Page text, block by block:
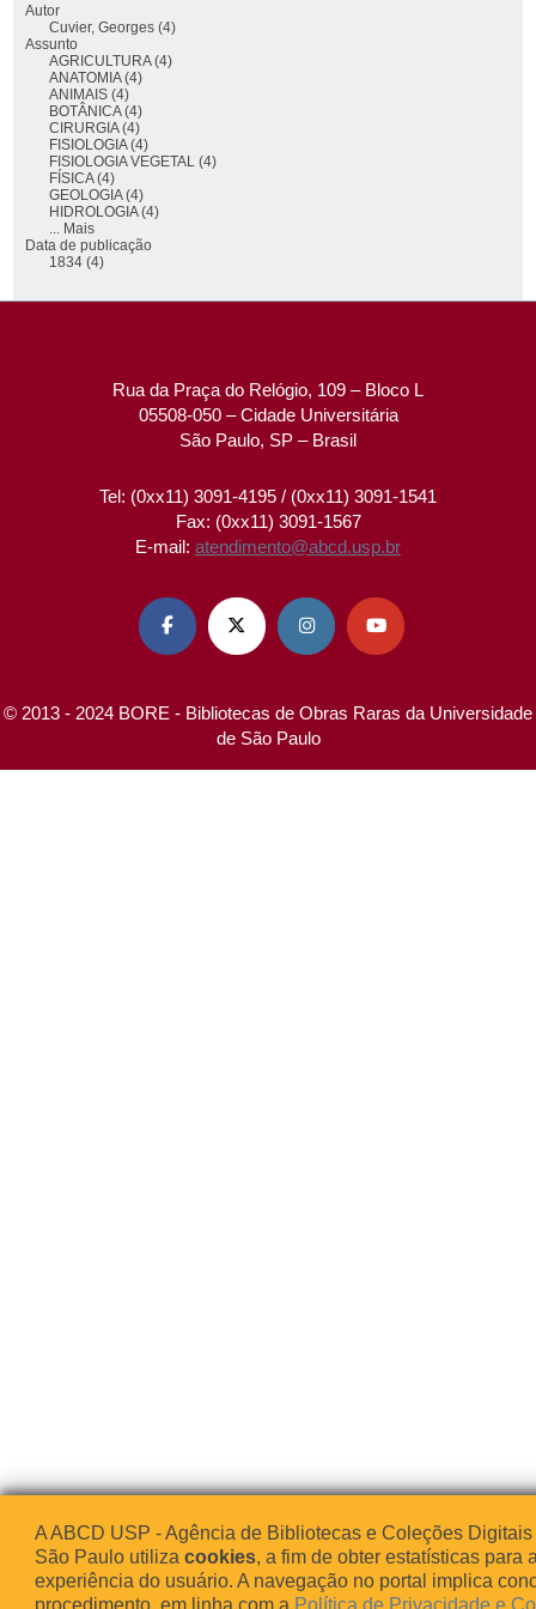
Autor
Cuvier, Georges (4)
Assunto
AGRICULTURA (4)
ANATOMIA (4)
ANIMAIS (4)
BOTÂNICA (4)
CIRURGIA (4)
FISIOLOGIA (4)
FISIOLOGIA VEGETAL (4)
FÍSICA (4)
GEOLOGIA (4)
HIDROLOGIA (4)
... Mais
Data de publicação
1834 (4)
Rua da Praça do Relógio, 109 – Bloco L
05508-050 – Cidade Universitária
São Paulo, SP – Brasil
Tel: (0xx11) 3091-4195 / (0xx11) 3091-1541
Fax: (0xx11) 3091-1567
E-mail: atendimento@abcd.usp.br
   
© 2013 - 2024 BORE - Bibliotecas de Obras Raras da Universidade
de São Paulo
A ABCD USP - Agência de Bibliotecas e Coleções
São Paulo utiliza cookies, a fim de obter estatísticas para
experiência do usuário. A navegação no portal implica
procedimento, em linha com a Política de Privacidade e